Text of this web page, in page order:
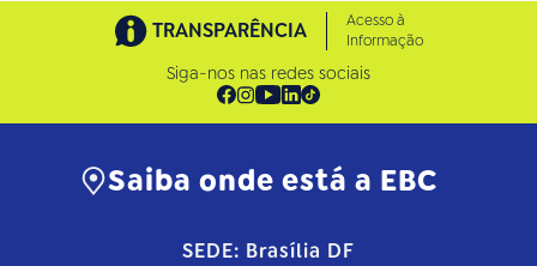
TRANSPARÊNCIA
Acesso à
Informação
Siga-nos nas redes sociais
Saiba onde está a EBC
SEDE: Brasília DF